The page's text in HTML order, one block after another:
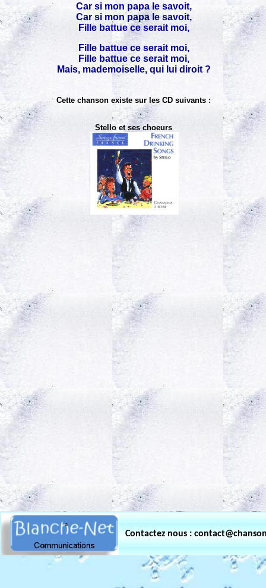
Car si mon papa le savoit,
Car si mon papa le savoit,
Fille battue ce serait moi,
Fille battue ce serait moi,
Fille battue ce serait moi,
Mais, mademoiselle, qui lui diroit ?
Cette chanson existe sur les CD suivants :
Stello et ses choeurs
.
Contactez nous :